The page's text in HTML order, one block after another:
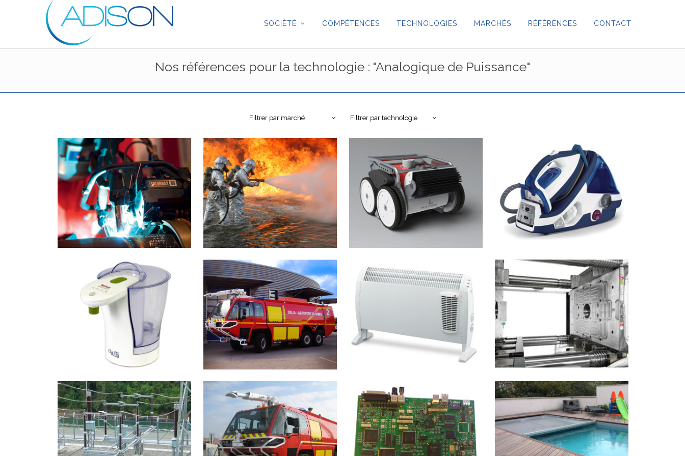
SOCIÉTÉ COMPÉTENCES TECHNOLOGIES MARCHÉS RÉFÉRENCES CONTACT
Nos références pour la technologie : "Analogique de Puissance"
Filtrer par marché Filtrer par technologie